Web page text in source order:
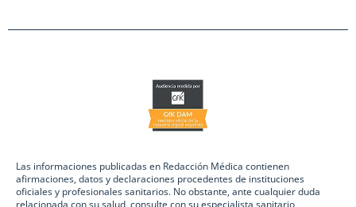
Las informaciones publicadas en Redacción Médica contienen
afirmaciones, datos y declaraciones procedentes de instituciones
oficiales y profesionales sanitarios. No obstante, ante cualquier duda
relacionada con su salud, consulte con su especialista sanitario